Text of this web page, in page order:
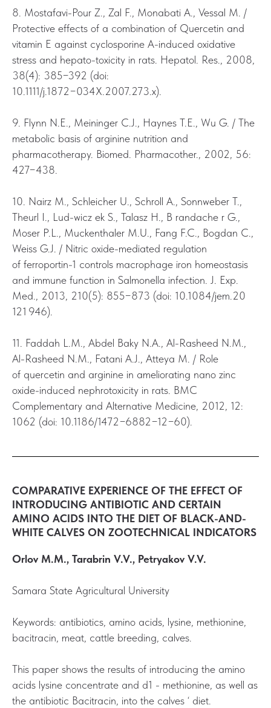
8. Mostafavi-Pour Z., Zal F., Monabati A., Vessal M. /
Protective effects of a combination of Quercetin and
vitamin E against cyclosporine A-induced oxidative
stress and hepato-toxicity in rats. Hepatol. Res., 2008,
38(4): 385−392 (doi:
10.1111/j.1872−034X.2007.273.x).
9. Flynn N.E., Meininger C.J., Haynes T.E., Wu G. / The
metabolic basis of arginine nutrition and
pharmacotherapy. Biomed. Pharmacother., 2002, 56:
427−438.
10. Nairz M., Schleicher U., Schroll A., Sonnweber T.,
Theurl I., Lud-wicz ek S., Talasz H., B randache r G.,
Moser P.L., Muckenthaler M.U., Fang F.C., Bogdan C.,
Weiss G.J. / Nitric oxide-mediated regulation
of ferroportin-1 controls macrophage iron homeostasis
and immune function in Salmonella infection. J. Exp.
Med., 2013, 210(5): 855−873 (doi: 10.1084/jem.20
121 946).
11. Faddah L.M., Abdel Baky N.A., Al-Rasheed N.M.,
Al-Rasheed N.M., Fatani A.J., Atteya M. / Role
of quercetin and arginine in ameliorating nano zinc
oxide-induced nephrotoxicity in rats. BMC
Complementary and Alternative Medicine, 2012, 12:
1062 (doi: 10.1186/1472−6882−12−60).
COMPARATIVE EXPERIENCE OF THE EFFECT OF
INTRODUCING ANTIBIOTIC AND CERTAIN
AMINO ACIDS INTO THE DIET OF BLACK-AND-
WHITE CALVES ON ZOOTECHNICAL INDICATORS
Orlov M.M., Tarabrin V.V., Petryakov V.V.
Samara State Agricultural University
Keywords: antibiotics, amino acids, lysine, methionine,
bacitracin, meat, cattle breeding, calves.
This paper shows the results of introducing the amino
acids lysine concentrate and d1 - methionine, as well as
the antibiotic Bacitracin, into the calves ‘ diet.